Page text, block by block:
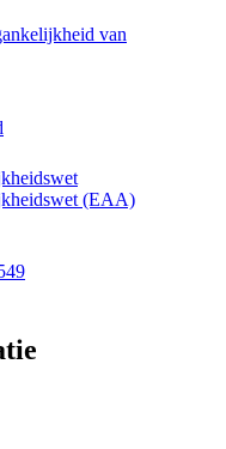
van
(EAA)